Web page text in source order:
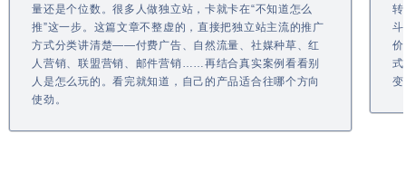
量还是个位数。很多人做独立站，卡就卡在“不知道怎么
推”这一步。这篇文章不整虚的，直接把独立站主流的推广
方式分类讲清楚——付费广告、自然流量、社媒种草、红
人营销、联盟营销、邮件营销……再结合真实案例看看别
人是怎么玩的。看完就知道，自己的产品适合往哪个方向
使劲。
转
斗
价
式
变